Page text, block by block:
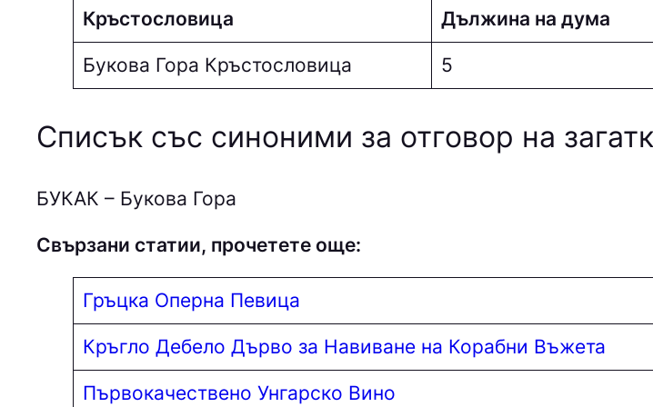
Кръстословица Дължина на дума
Букова Гора Кръстословица 5
Списък със синоними за отговор на
БУКAК – Букова Гора
Свързани статии, прочетете още:
Гръцка Оперна Певица
Кръгло Дебело Дърво за Навиване на Корабни Въжета
Първокачествено Унгарско Вино